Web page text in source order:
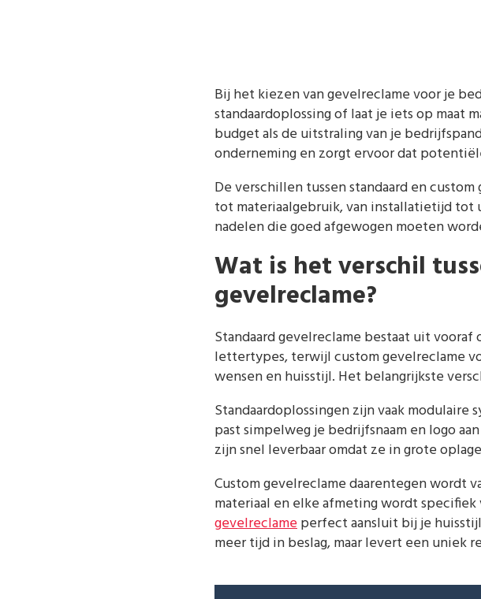
Bij het kiezen van gevelreclame voor je
standaardoplossing of laat je iets op maat
budget als de uitstraling van je
onderneming en zorgt ervoor dat
De verschillen tussen standaard en
tot materiaalgebruik, van installatietijd
nadelen die goed afgewogen moeten
Wat is het verschil
gevelreclame?
Standaard gevelreclame bestaat uit
lettertypes, terwijl custom gevelreclame
wensen en huisstijl. Het belangrijkste
Standaardoplossingen zijn vaak
past simpelweg je bedrijfsnaam en logo
zijn snel leverbaar omdat ze in grote
Custom gevelreclame daarentegen wordt
materiaal en elke afmeting wordt
gevelreclameperfect aansluit bij je
meer tijd in beslag, maar levert een uniek